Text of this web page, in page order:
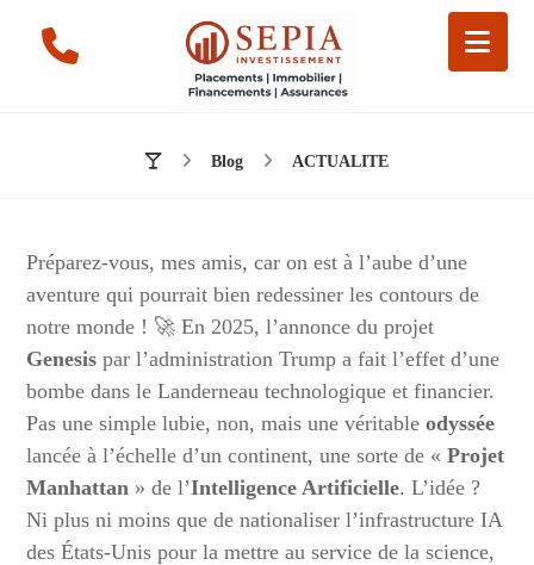
Blog ACTUALITE
Préparez-vous, mes amis, car on est à l’aube d’une
aventure qui pourrait bien redessiner les contours de
notre monde ! 🚀 En 2025, l’annonce du projet
Genesis par l’administration Trump a fait l’effet d’une
bombe dans le Landerneau technologique et financier.
Pas une simple lubie, non, mais une véritableodyssée
lancée à l’échelle d’un continent, une sorte de «Projet
Manhattan » de l’Intelligence Artificielle. L’idée ?
Ni plus ni moins que de nationaliser l’infrastructure IA
des États-Unis pour la mettre au service de la science,